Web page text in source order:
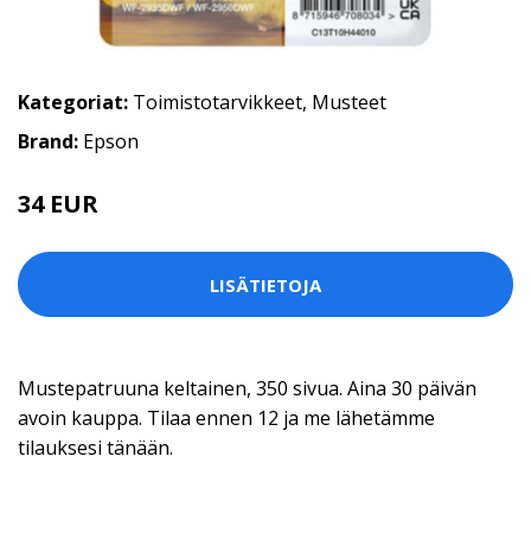
Kategoriat: Toimistotarvikkeet, Musteet
Brand: Epson
34 EUR
LISÄTIETOJA
Mustepatruuna keltainen, 350 sivua. Aina 30 päivän
avoin kauppa. Tilaa ennen 12 ja me lähetämme
tilauksesi tänään.